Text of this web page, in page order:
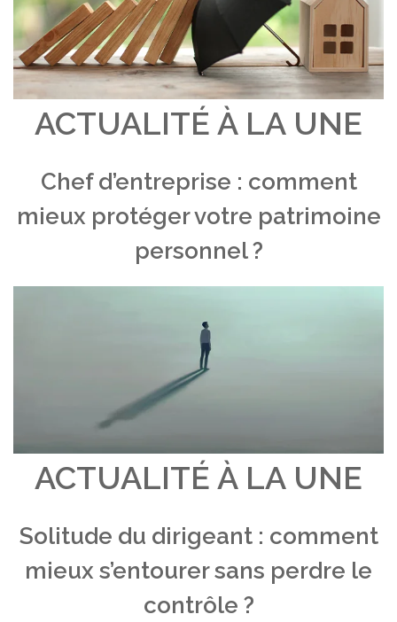
ACTUALITÉ À LA UNE
Chef d’entreprise : comment
mieux protéger votre patrimoine
personnel ?
ACTUALITÉ À LA UNE
Solitude du dirigeant : comment
mieux s’entourer sans perdre le
contrôle ?